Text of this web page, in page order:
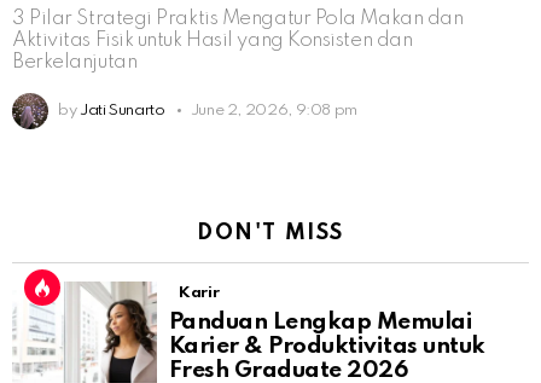
3 Pilar Strategi Praktis Mengatur Pola Makan dan
Aktivitas Fisik untuk Hasil yang Konsisten dan
Berkelanjutan
by Jati Sunarto June 2, 2026, 9:08 pm
DON'T MISS
Karir
Panduan Lengkap Memulai
Karier & Produktivitas untuk
Fresh Graduate 2026